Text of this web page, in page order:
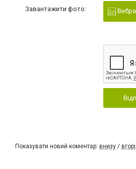
Завантажити фото:
Показувати новий коментар: внизу / вгорі